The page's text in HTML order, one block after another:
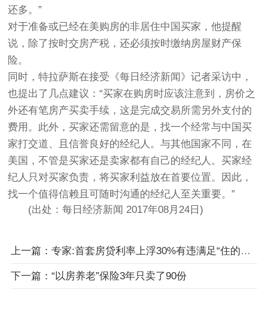
还多。”
对于准备或已经在美购房的非居住中国买家，他提醒
说，除了按时交房产税，还必须按时缴纳房屋财产保
险。
同时，特拉萨斯在接受《每日经济新闻》记者采访中，
也提出了几点建议：“买家在购房时应该注意到，房价之
外还有笔房产买卖手续，这是完成交易所需另外支付的
费用。此外，买家还需留意的是，找一个经常与中国买
家打交道、且信誉良好的经纪人。与其他国家不同，在
美国，不管是买家还是卖家都有自己的经纪人。买家经
纪人只对买家负责，将买家利益放在首要位置。因此，
找一个值得信赖且可随时沟通的经纪人至关重要。”
(出处：每日经济新闻 2017年08月24日)
上一篇：专家:首套房贷利率上浮30%有违满足“住的需求”
下一篇：“以房养老”保险3年只卖了90份